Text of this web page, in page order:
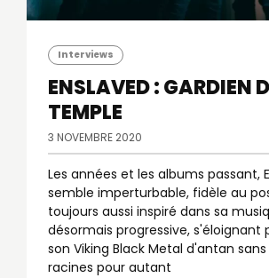
Interviews
ENSLAVED : GARDIEN
TEMPLE
3 NOVEMBRE 2020
Les années et les albums passant,
semble imperturbable, fidèle au
toujours aussi inspiré dans sa
désormais progressive, s'éloignant
son Viking Black Metal d'antan
racines pour autant